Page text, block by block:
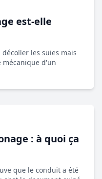
est-elle
les suies mais
mécanique d'un
: à quoi ça
que le conduit a été